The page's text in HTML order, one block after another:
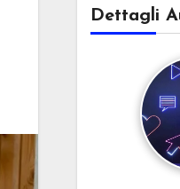
Dettagli